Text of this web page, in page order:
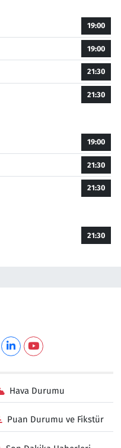
19:00
19:00
21:30
21:30
19:00
21:30
21:30
21:30
Hava Durumu
Puan Durumu ve Fikstür